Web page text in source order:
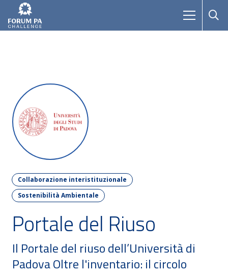
Collaborazione interistituzionale
Sostenibilità Ambientale
Portale del Riuso
Il Portale del riuso dell’Università di
Padova Oltre l'inventario: il circolo